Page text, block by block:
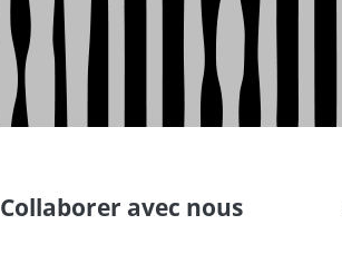
Collaborer avec nous